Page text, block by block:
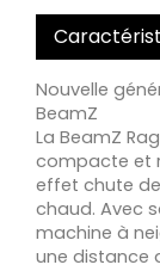
Nouvelle
BeamZ
La BeamZ
compacte et
effet chute
chaud. Avec
machine à
une distance